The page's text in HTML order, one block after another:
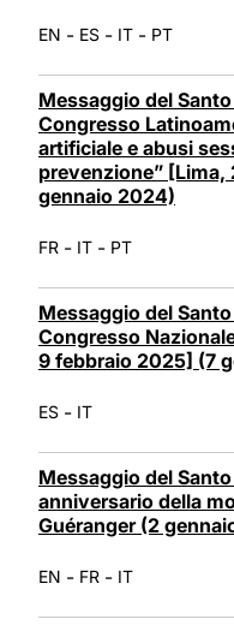
EN - ES - IT - PT
Messaggio del
Congresso
artificiale e abusi
prevenzione”
gennaio 2024)
FR - IT - PT
Messaggio del
Congresso
9 febbraio 2025] (7
ES - IT
Messaggio del
anniversario della
Guéranger (2
EN - FR - IT